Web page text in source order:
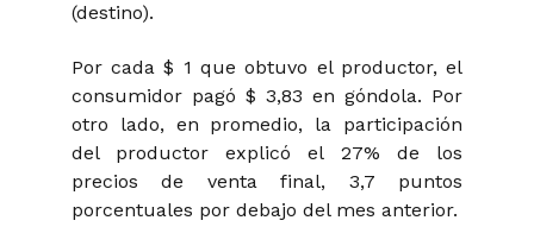
(destino).
Por cada $ 1 que obtuvo el productor, el
consumidor pagó $ 3,83 en góndola. Por
otro lado, en promedio, la participación
del productor explicó el 27% de los
precios de venta final, 3,7 puntos
porcentuales por debajo del mes anterior.